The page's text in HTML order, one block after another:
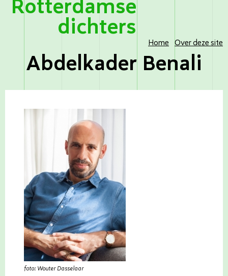
Rotterdamse
dichters
Home Over deze site
Abdelkader Benali
foto: Wouter Dasselaar